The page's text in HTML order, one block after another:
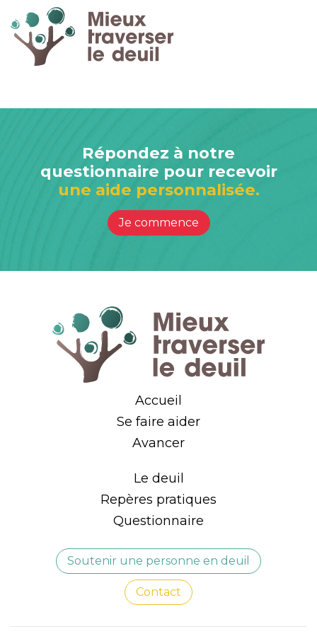
Répondez à notre
questionnaire pour recevoir
une aide personnalisée.
Je commence
Accueil
Se faire aider
Avancer
Le deuil
Repères pratiques
Questionnaire
Soutenir une personne en deuil
Contact